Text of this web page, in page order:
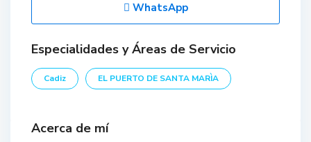
WhatsApp
Especialidades y Áreas de Servicio
Cadiz EL PUERTO DE SANTA MARÌA
Acerca de mí